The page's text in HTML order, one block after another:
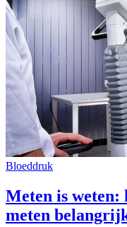
Bloeddruk
Meten is
meten